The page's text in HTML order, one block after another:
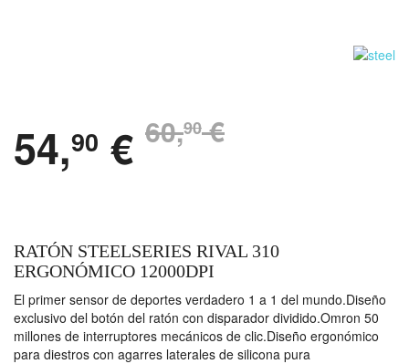
54,90 € 60,90€
RATÓN STEELSERIES RIVAL 310
ERGONÓMICO 12000DPI
El primer sensor de deportes verdadero 1 a 1 del mundo.Diseño
exclusivo del botón del ratón con disparador dividido.Omron 50
millones de interruptores mecánicos de clic.Diseño ergonómico
para diestros con agarres laterales de silicona pura